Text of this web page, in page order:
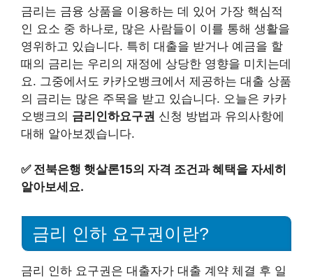
금리는 금융 상품을 이용하는 데 있어 가장 핵심적
인 요소 중 하나로, 많은 사람들이 이를 통해 생활을
영위하고 있습니다. 특히 대출을 받거나 예금을 할
때의 금리는 우리의 재정에 상당한 영향을 미치는데
요. 그중에서도 카카오뱅크에서 제공하는 대출 상품
의 금리는 많은 주목을 받고 있습니다. 오늘은 카카
오뱅크의 금리인하요구권 신청 방법과 유의사항에
대해 알아보겠습니다.
✅ 전북은행 햇살론15의 자격 조건과 혜택을 자세히
알아보세요.
금리 인하 요구권이란?
금리 인하 요구권은 대출자가 대출 계약 체결 후 일